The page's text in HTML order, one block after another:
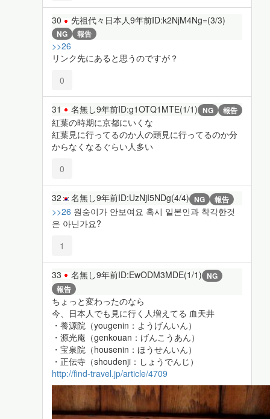
30 先祖代々日本人9年前ID:k2NjM4Ng=(3/3)
NG 報告
>>26
リンク先にあると思うのですが？
0
31 名無し9年前ID:g1OTQ1MTE(1/1) NG 報告
紅葉の時期に京都にいくな
紅葉見に行ってるのか人の頭見に行ってるのか分
からなくなるぐらい人多い
0
32 名無し9年前ID:UzNjI5NDg(4/4) NG 報告
>>26 원숭이가 안보여요 혹시 일본인과 착각한것
은 아닌가요?
1
33 名無し9年前ID:EwODM3MDE(1/1) NG
報告
ちょっと変わったのなら
今、日本人でも見に行く人増えてる 血天井
・養源院（yougenin：ようげんいん）
・源光庵（genkouan：げんこうあん）
・宝泉院（housenin：ほうせんいん）
・正伝寺（shoudenji：しょうでんじ）
http://find-travel.jp/article/4709